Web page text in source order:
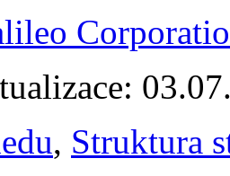
, Struktura